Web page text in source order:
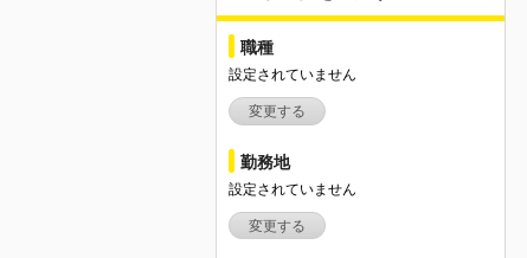
職種
設定されていません
変更する
勤務地
設定されていません
変更する